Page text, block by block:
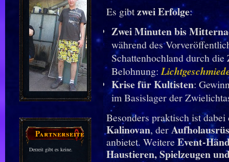
Partnerseiten
Derzeit gibt es keine.
Es gibtzwei Erfolge:
Zwei Minuten bis
während des
Schattenhochland durch
Belohnung:
Krise für Kultisten:
im Basislager der
Besonders praktisch ist
Kalinovan, der
anbietet. Weitere Event-
Haustieren, Spielzeugen